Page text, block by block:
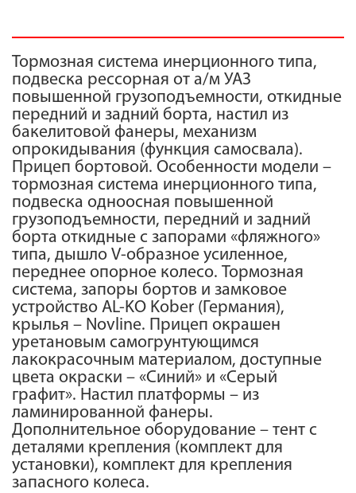
Тормозная система инерционного типа,
подвеска рессорная от а/м УАЗ
повышенной грузоподъемности, откидные
передний и задний борта, настил из
бакелитовой фанеры, механизм
опрокидывания (функция самосвала).
Прицеп бортовой. Особенности модели –
тормозная система инерционного типа,
подвеска одноосная повышенной
грузоподъемности, передний и задний
борта откидные с запорами «фляжного»
типа, дышло V-образное усиленное,
переднее опорное колесо. Тормозная
система, запоры бортов и замковое
устройство AL-KO Kober (Германия),
крылья – Novline. Прицеп окрашен
уретановым самогрунтующимся
лакокрасочным материалом, доступные
цвета окраски – «Синий» и «Серый
графит». Настил платформы – из
ламинированной фанеры.
Дополнительное оборудование – тент с
деталями крепления (комплект для
установки), комплект для крепления
запасного колеса.